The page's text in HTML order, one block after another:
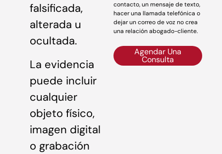
falsificada,
alterada u
ocultada.
La evidencia
puede incluir
cualquier
objeto físico,
imagen digital
o grabación
contacto, un mensaje de texto,
hacer una llamada telefónica o
dejar un correo de voz no crea
una relación abogado-cliente.
Agendar Una
Consulta